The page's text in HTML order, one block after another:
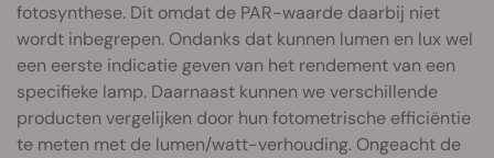
fotosynthese. Dit omdat de PAR-waarde daarbij niet
wordt inbegrepen. Ondanks dat kunnen lumen en lux wel
een eerste indicatie geven van het rendement van een
specifieke lamp. Daarnaast kunnen we verschillende
producten vergelijken door hun fotometrische efficiëntie
te meten met de lumen/watt-verhouding. Ongeacht de